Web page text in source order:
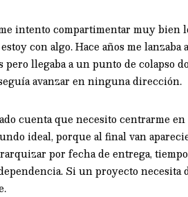
intento compartimentar muy bien
con algo. Hace años me
pero llegaba a un punto de colapso
avanzar en ninguna dirección.
cuenta que necesito centrarme
ideal, porque al final van
por fecha de entrega,
Si un proyecto